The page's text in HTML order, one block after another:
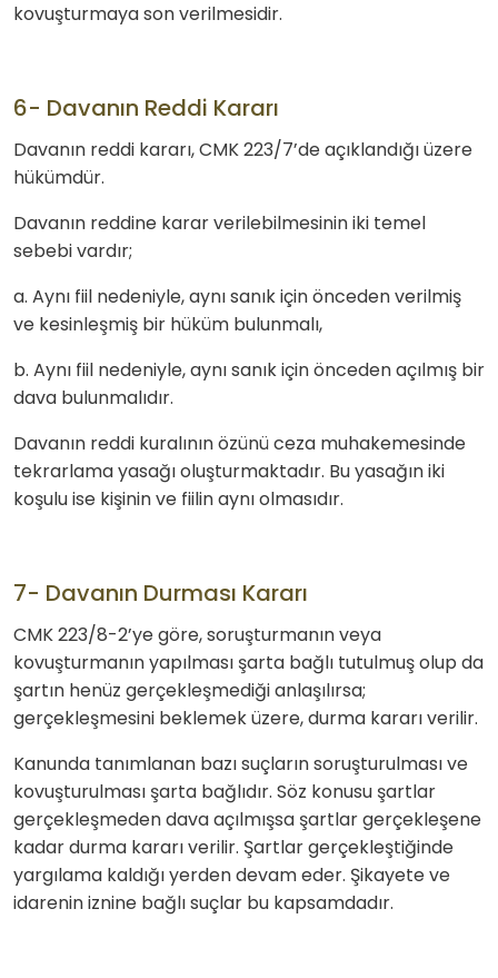
kovuşturmaya son verilmesidir.
6- Davanın Reddi Kararı
Davanın reddi kararı, CMK 223/7’de açıklandığı üzere
hükümdür.
Davanın reddine karar verilebilmesinin iki temel
sebebi vardır;
a. Aynı fiil nedeniyle, aynı sanık için önceden verilmiş
ve kesinleşmiş bir hüküm bulunmalı,
b. Aynı fiil nedeniyle, aynı sanık için önceden açılmış bir
dava bulunmalıdır.
Davanın reddi kuralının özünü ceza muhakemesinde
tekrarlama yasağı oluşturmaktadır. Bu yasağın iki
koşulu ise kişinin ve fiilin aynı olmasıdır.
7- Davanın Durması Kararı
CMK 223/8-2’ye göre, soruşturmanın veya
kovuşturmanın yapılması şarta bağlı tutulmuş olup da
şartın henüz gerçekleşmediği anlaşılırsa;
gerçekleşmesini beklemek üzere, durma kararı verilir.
Kanunda tanımlanan bazı suçların soruşturulması ve
kovuşturulması şarta bağlıdır. Söz konusu şartlar
gerçekleşmeden dava açılmışsa şartlar gerçekleşene
kadar durma kararı verilir. Şartlar gerçekleştiğinde
yargılama kaldığı yerden devam eder. Şikayete ve
idarenin iznine bağlı suçlar bu kapsamdadır.